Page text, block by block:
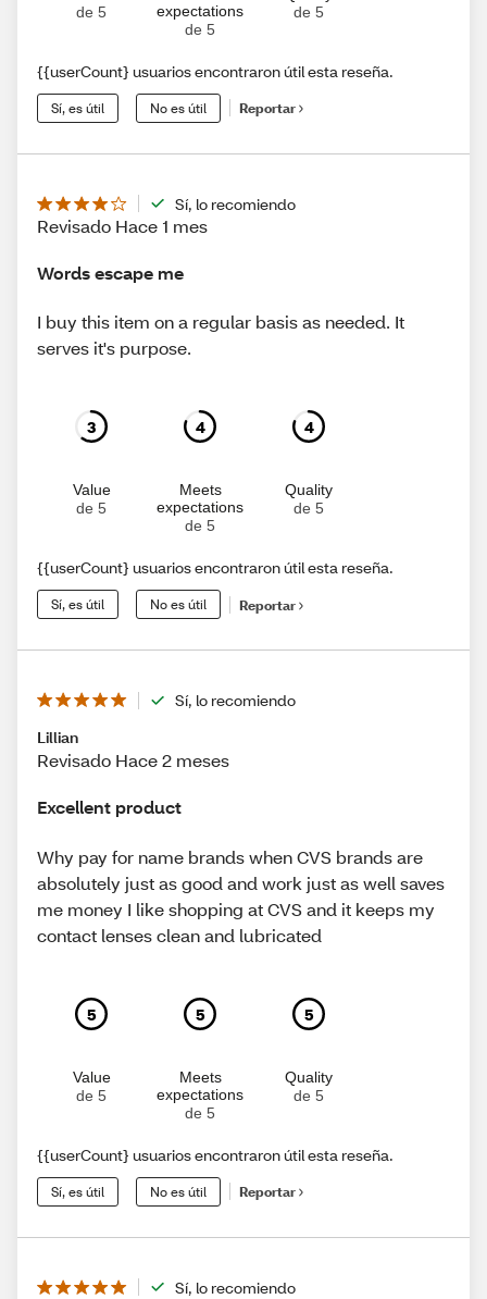
de 5
expectations
de 5
de 5
{{userCount} usuarios encontraron útil esta reseña.
Sí, es útil No es útil Reportar
Sí, lo recomiendo
Revisado Hace 1 mes
Words escape me
I buy this item on a regular basis as needed. It
serves it's purpose.
3
Value
de 5
4
Meets
expectations
de 5
4
Quality
de 5
{{userCount} usuarios encontraron útil esta reseña.
Sí, es útil No es útil Reportar
Sí, lo recomiendo
Lillian
Revisado Hace 2 meses
Excellent product
Why pay for name brands when CVS brands are
absolutely just as good and work just as well saves
me money I like shopping at CVS and it keeps my
contact lenses clean and lubricated
5
Value
de 5
5
Meets
expectations
de 5
5
Quality
de 5
{{userCount} usuarios encontraron útil esta reseña.
Sí, es útil No es útil Reportar
Sí, lo recomiendo